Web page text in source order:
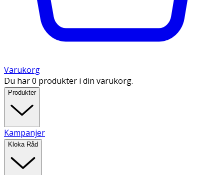
Varukorg
Du har 0 produkter i din varukorg.
Produkter
Kampanjer
Kloka Råd